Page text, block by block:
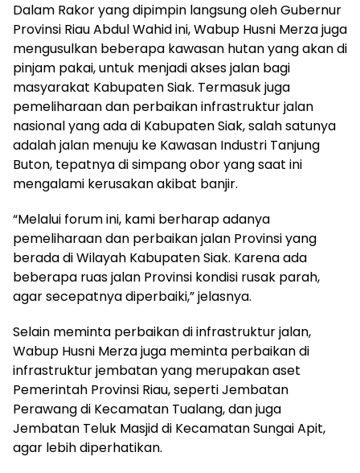
Dalam Rakor yang dipimpin langsung oleh Gubernur
Provinsi Riau Abdul Wahid ini, Wabup Husni Merza juga
mengusulkan beberapa kawasan hutan yang akan di
pinjam pakai, untuk menjadi akses jalan bagi
masyarakat Kabupaten Siak. Termasuk juga
pemeliharaan dan perbaikan infrastruktur jalan
nasional yang ada di Kabupaten Siak, salah satunya
adalah jalan menuju ke Kawasan Industri Tanjung
Buton, tepatnya di simpang obor yang saat ini
mengalami kerusakan akibat banjir.
“Melalui forum ini, kami berharap adanya
pemeliharaan dan perbaikan jalan Provinsi yang
berada di Wilayah Kabupaten Siak. Karena ada
beberapa ruas jalan Provinsi kondisi rusak parah,
agar secepatnya diperbaiki,” jelasnya.
Selain meminta perbaikan di infrastruktur jalan,
Wabup Husni Merza juga meminta perbaikan di
infrastruktur jembatan yang merupakan aset
Pemerintah Provinsi Riau, seperti Jembatan
Perawang di Kecamatan Tualang, dan juga
Jembatan Teluk Masjid di Kecamatan Sungai Apit,
agar lebih diperhatikan.